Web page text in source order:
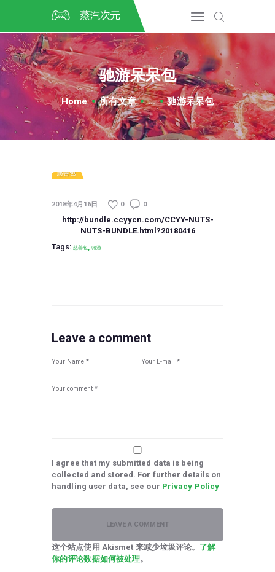
驰游呆呆包
Home 所有文章 ... 驰游呆呆包
CSGO开箱
DOTA2开箱
开箱教程
CSGO/DOTA2/绝地求生第
三方开箱
COSPLAY
CSGO箱子
慈善包
2018年4月16日 0 0
http://bundle.ccyycn.com/CCYY-NUTS-
NUTS-BUNDLE.html?20180416
Tags: 慈善包 驰游
Leave a comment
I agree that my submitted data is being
collected and stored. For further details on
handling user data, see our Privacy Policy
这个站点使用 Akismet 来减少垃圾评论。 了解
你的评论数据如何被处理。